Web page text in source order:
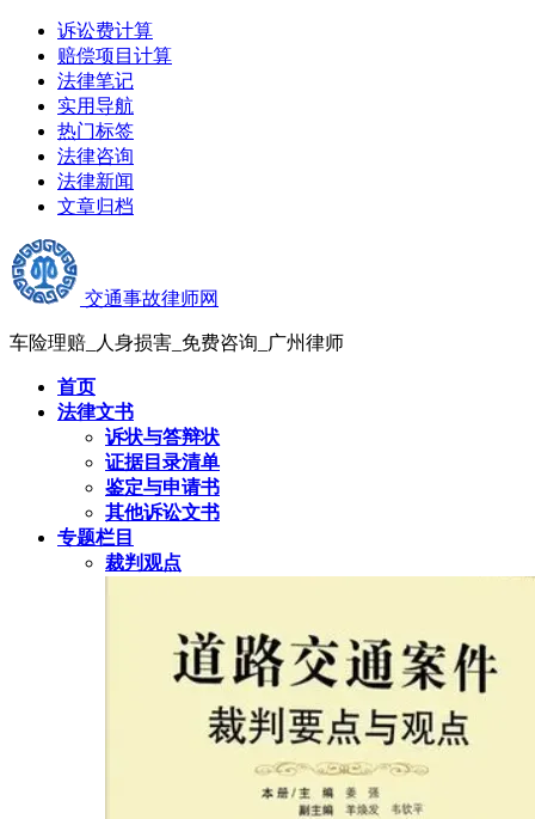
诉讼费计算
赔偿项目计算
法律笔记
实用导航
热门标签
法律咨询
法律新闻
文章归档
交通事故律师网
车险理赔_人身损害_免费咨询_广州律师
首页
法律文书
诉状与答辩状
证据目录清单
鉴定与申请书
其他诉讼文书
专题栏目
裁判观点